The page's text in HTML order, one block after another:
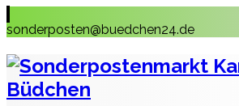
to
sonderposten@buedchen24.de